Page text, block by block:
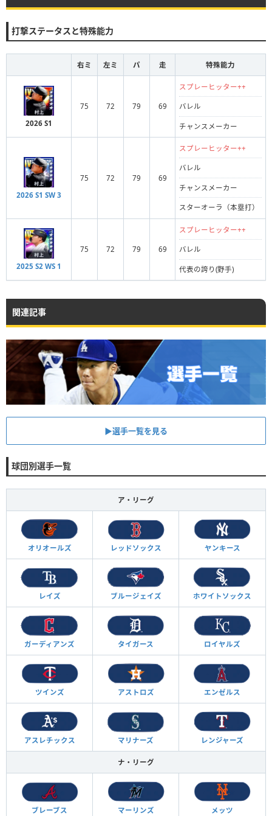
打撃ステータスと特殊能力
右ミ 左ミ パ 走 特殊能力
2026 S1
75 72 79 69
スプレーヒッター++
バレル
チャンスメーカー
2026 S1 SW 3
75 72 79 69
スプレーヒッター++
バレル
チャンスメーカー
スターオーラ（本塁打）
2025 S2 WS 1
75 72 79 69
スプレーヒッター++
バレル
代表の誇り(野手)
関連記事
▶︎選手一覧を見る
球団別選手一覧
ア・リーグ
オリオールズ レッドソックス ヤンキース
レイズ ブルージェイズ ホワイトソックス
ガーディアンズ タイガース ロイヤルズ
ツインズ アストロズ エンゼルス
アスレチックス マリナーズ レンジャーズ
ナ・リーグ
ブレーブス マーリンズ メッツ